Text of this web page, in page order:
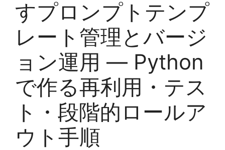
ー
すプロンプトテンプ
レート管理とバージ
ョン運用 — Python
で作る再利用・テス
ト・段階的ロールア
ウト手順